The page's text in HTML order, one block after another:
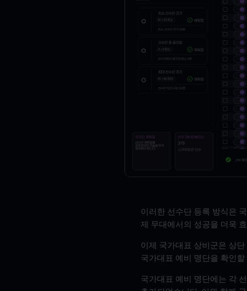
이러한 선수단 등록 방식은
제 무대에서의 성공을 더욱
이제 국가대표 상비군은 상
국가대표 예비 명단을 확인
국가대표 예비 명단에는 각